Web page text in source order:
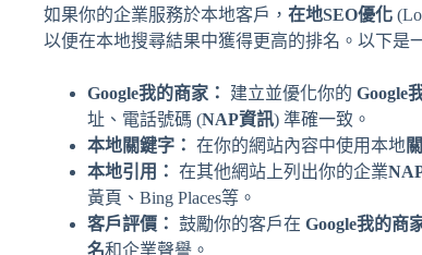
如果你的企業服務於本地客戶， 在地SEO優化
以便在本地搜尋結果中獲得更高的排名。以下是
Google我的商家： 建立並優化你的 Google
址、電話號碼 (NAP資訊) 準確一致。
本地關鍵字： 在你的網站內容中使用本地
本地引用： 在其他網站上列出你的企業
黃頁、Bing Places等。
客戶評價： 鼓勵你的客戶在 Google我的商
名和企業聲譽。